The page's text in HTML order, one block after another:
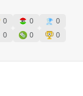
0 0
0
0 0
0